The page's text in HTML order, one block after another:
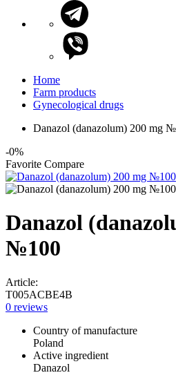
Home
Farm products
Gynecological drugs
Danazol (danazolum) 200 mg
-0%
Favorite Compare
Danazol
№100
Article:
T005ACBE4B
0 reviews
Country of manufacture
Poland
Active ingredient
Danazol